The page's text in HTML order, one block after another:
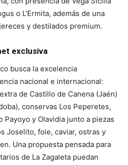
o L’Ermita, además de una
y destilados premium.
exclusiva
busca la excelencia
nacional e internacional:
de Castillo de Canena (Jaén)
conservas Los Peperetes,
Payoyo y Olavidia junto a piezas
Joselito, foie, caviar, ostras y
Una propuesta pensada para
de La Zagaleta puedan